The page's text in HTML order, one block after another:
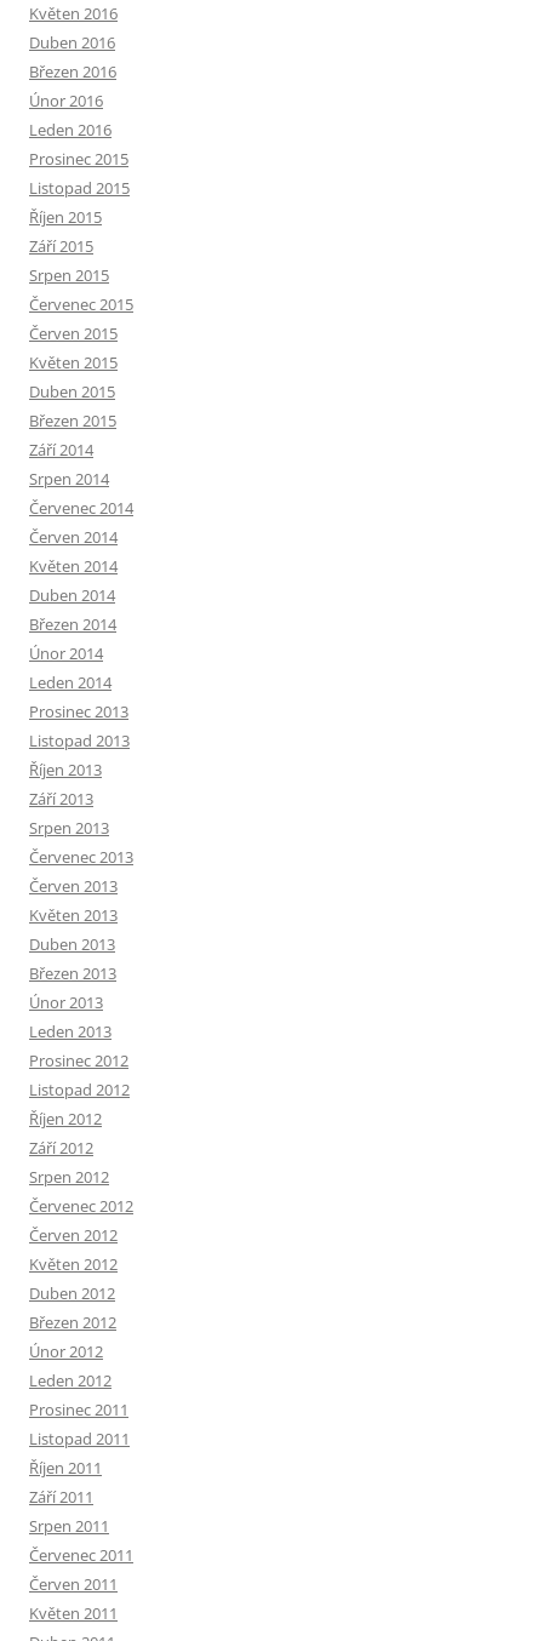
Květen 2016
Duben 2016
Březen 2016
Únor 2016
Leden 2016
Prosinec 2015
Listopad 2015
Říjen 2015
Září 2015
Srpen 2015
Červenec 2015
Červen 2015
Květen 2015
Duben 2015
Březen 2015
Září 2014
Srpen 2014
Červenec 2014
Červen 2014
Květen 2014
Duben 2014
Březen 2014
Únor 2014
Leden 2014
Prosinec 2013
Listopad 2013
Říjen 2013
Září 2013
Srpen 2013
Červenec 2013
Červen 2013
Květen 2013
Duben 2013
Březen 2013
Únor 2013
Leden 2013
Prosinec 2012
Listopad 2012
Říjen 2012
Září 2012
Srpen 2012
Červenec 2012
Červen 2012
Květen 2012
Duben 2012
Březen 2012
Únor 2012
Leden 2012
Prosinec 2011
Listopad 2011
Říjen 2011
Září 2011
Srpen 2011
Červenec 2011
Červen 2011
Květen 2011